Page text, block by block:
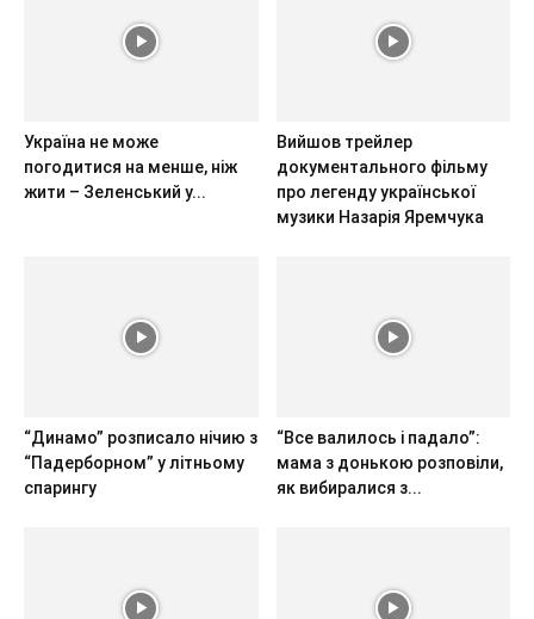
Україна не може
погодитися на менше, ніж
жити – Зеленський у...
Вийшов трейлер
документального фільму
про легенду української
музики Назарія Яремчука
“Динамо” розписало нічию з
“Падерборном” у літньому
спарингу
“Все валилось і падало”:
мама з донькою розповіли,
як вибиралися з...